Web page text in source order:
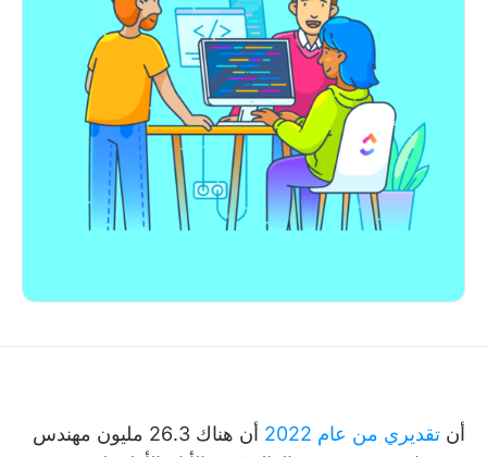
أن تقديري من عام 2022
أن هناك 26.3 مليون مهندس